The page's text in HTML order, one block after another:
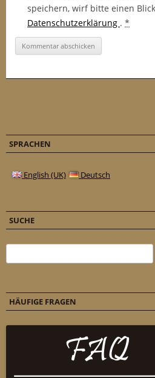
speichern, wirf bitte einen
Datenschutzerklärung . *
SPRACHEN
English (UK) Deutsch
SUCHE
HÄUFIGE FRAGEN